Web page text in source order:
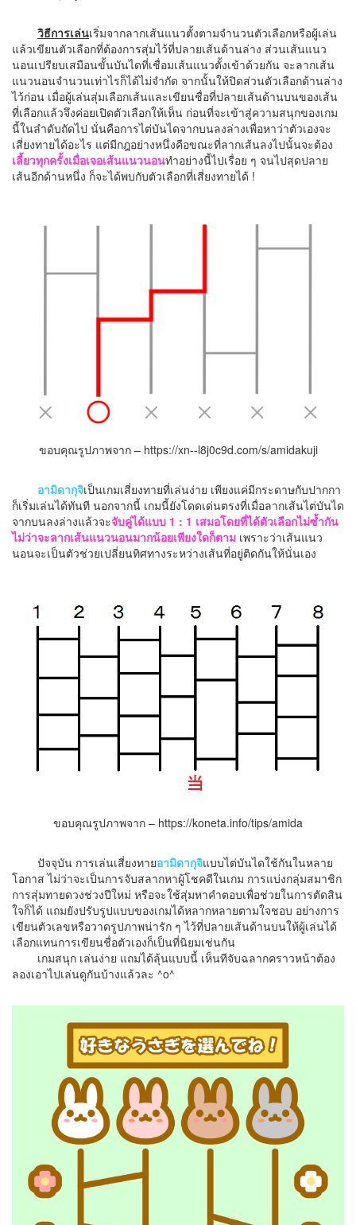
วิธีการเล่นเริ่มจากลากเส้นแนวตั้งตามจำนวนตัวเลือกหรือผู้เล่น
แล้วเขียนตัวเลือกที่ต้องการสุ่มไว้ที่ปลายเส้นด้านล่าง ส่วนเส้นแนว
นอนเปรียบเสมือนขั้นบันไดที่เชื่อมเส้นแนวตั้งเข้าด้วยกัน จะลากเส้น
แนวนอนจำนวนเท่าไรก็ได้ไม่จำกัด จากนั้นให้ปิดส่วนตัวเลือกด้านล่าง
ไว้ก่อน เมื่อผู้เล่นสุ่มเลือกเส้นและเขียนชื่อที่ปลายเส้นด้านบนของเส้น
ที่เลือกแล้วจึงค่อยเปิดตัวเลือกให้เห็น ก่อนที่จะเข้าสู่ความสนุกของเกม
นี้ในลำดับถัดไป นั่นคือการไต่บันไดจากบนลงล่างเพื่อหาว่าตัวเองจะ
เสี่ยงทายได้อะไร แต่มีกฎอย่างหนึ่งคือขณะที่ลากเส้นลงไปนั้นจะต้อง
เลี้ยวทุกครั้งเมื่อเจอเส้นแนวนอนทำอย่างนี้ไปเรื่อย ๆ จนไปสุดปลาย
เส้นอีกด้านหนึ่ง ก็จะได้พบกับตัวเลือกที่เสี่ยงทายได้ !
ขอบคุณรูปภาพจาก – https://xn--l8j0c9d.com/s/amidakuji
อามิดากุจิเป็นเกมเสี่ยงทายที่เล่นง่าย เพียงแค่มีกระดาษกับปากกา
ก็เริ่มเล่นได้ทันที นอกจากนี้ เกมนี้ยังโดดเด่นตรงที่เมื่อลากเส้นไต่บันได
จากบนลงล่างแล้วจะจับคู่ได้แบบ 1 : 1 เสมอโดยที่ได้ตัวเลือกไม่ซ้ำกัน
ไม่ว่าจะลากเส้นแนวนอนมากน้อยเพียงใดก็ตาม เพราะว่าเส้นแนว
นอนจะเป็นตัวช่วยเปลี่ยนทิศทางระหว่างเส้นที่อยู่ติดกันให้นั่นเอง
ขอบคุณรูปภาพจาก – https://koneta.info/tips/amida
ปัจจุบัน การเล่นเสี่ยงทายอามิดากุจิแบบไต่บันไดใช้กันในหลาย
โอกาส ไม่ว่าจะเป็นการจับสลากหาผู้โชคดีในเกม การแบ่งกลุ่มสมาชิก
การสุ่มทายดวงช่วงปีใหม่ หรือจะใช้สุ่มหาคำตอบเพื่อช่วยในการตัดสิน
ใจก็ได้ แถมยังปรับรูปแบบของเกมได้หลากหลายตามใจชอบ อย่างการ
เขียนตัวเลขหรือวาดรูปภาพน่ารัก ๆ ไว้ที่ปลายเส้นด้านบนให้ผู้เล่นได้
เลือกแทนการเขียนชื่อตัวเองก็เป็นที่นิยมเช่นกัน
เกมสนุก เล่นง่าย แถมได้ลุ้นแบบนี้ เห็นทีจับฉลากคราวหน้าต้อง
ลองเอาไปเล่นดูกันบ้างแล้วละ ^o^